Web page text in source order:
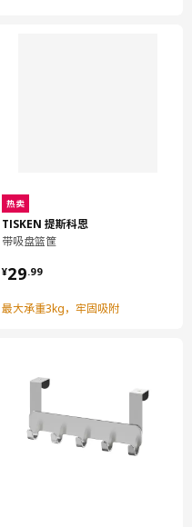
热卖
TISKEN 提斯科恩
带吸盘篮筐
¥29.99
¥ 29.99
最大承重3kg，牢固吸附